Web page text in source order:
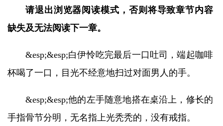
请退出浏览器阅读模式，否则将导致章节内容
缺失及无法阅读下一章。
&esp;&esp;白伊怜吃完最后一口吐司，端起咖啡
杯喝了一口，目光不经意地扫过对面男人的手。
&esp;&esp;他的左手随意地搭在桌沿上，修长的
手指骨节分明，无名指上光秃秃的，没有戒指。